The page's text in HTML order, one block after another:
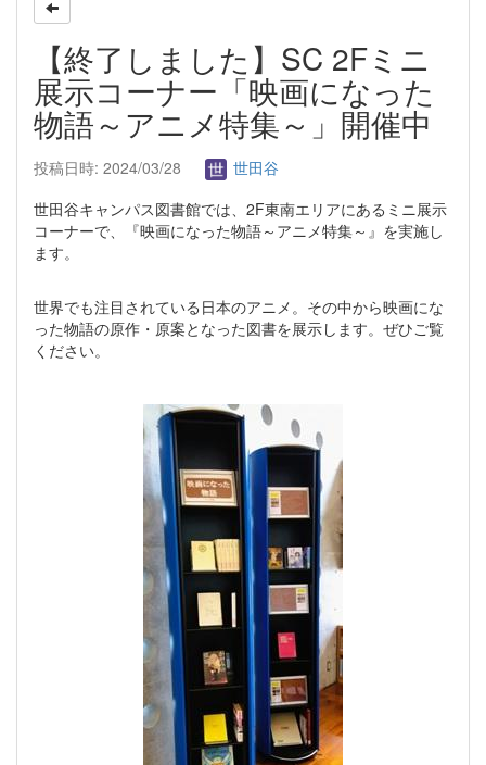
【終了しました】SC 2Fミニ
展示コーナー「映画になった
物語～アニメ特集～」開催中
投稿日時: 2024/03/28
世田谷
世田谷キャンパス図書館では、2F東南エリアにあるミニ展示
コーナーで、『映画になった物語～アニメ特集～』を実施し
ます。
世界でも注目されている日本のアニメ。その中から映画にな
った物語の原作・原案となった図書を展示します。ぜひご覧
ください。